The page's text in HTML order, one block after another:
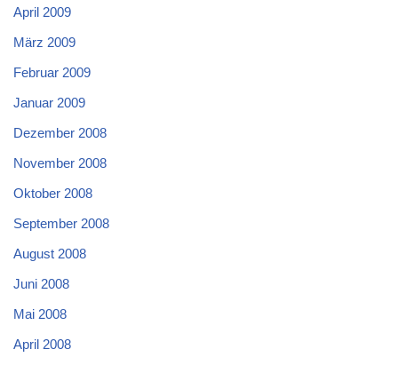
April 2009
März 2009
Februar 2009
Januar 2009
Dezember 2008
November 2008
Oktober 2008
September 2008
August 2008
Juni 2008
Mai 2008
April 2008